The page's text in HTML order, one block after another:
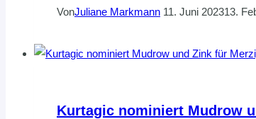
VonJuliane Markmann 11. Juni 202313.
Kurtagic nominiert Mudrow